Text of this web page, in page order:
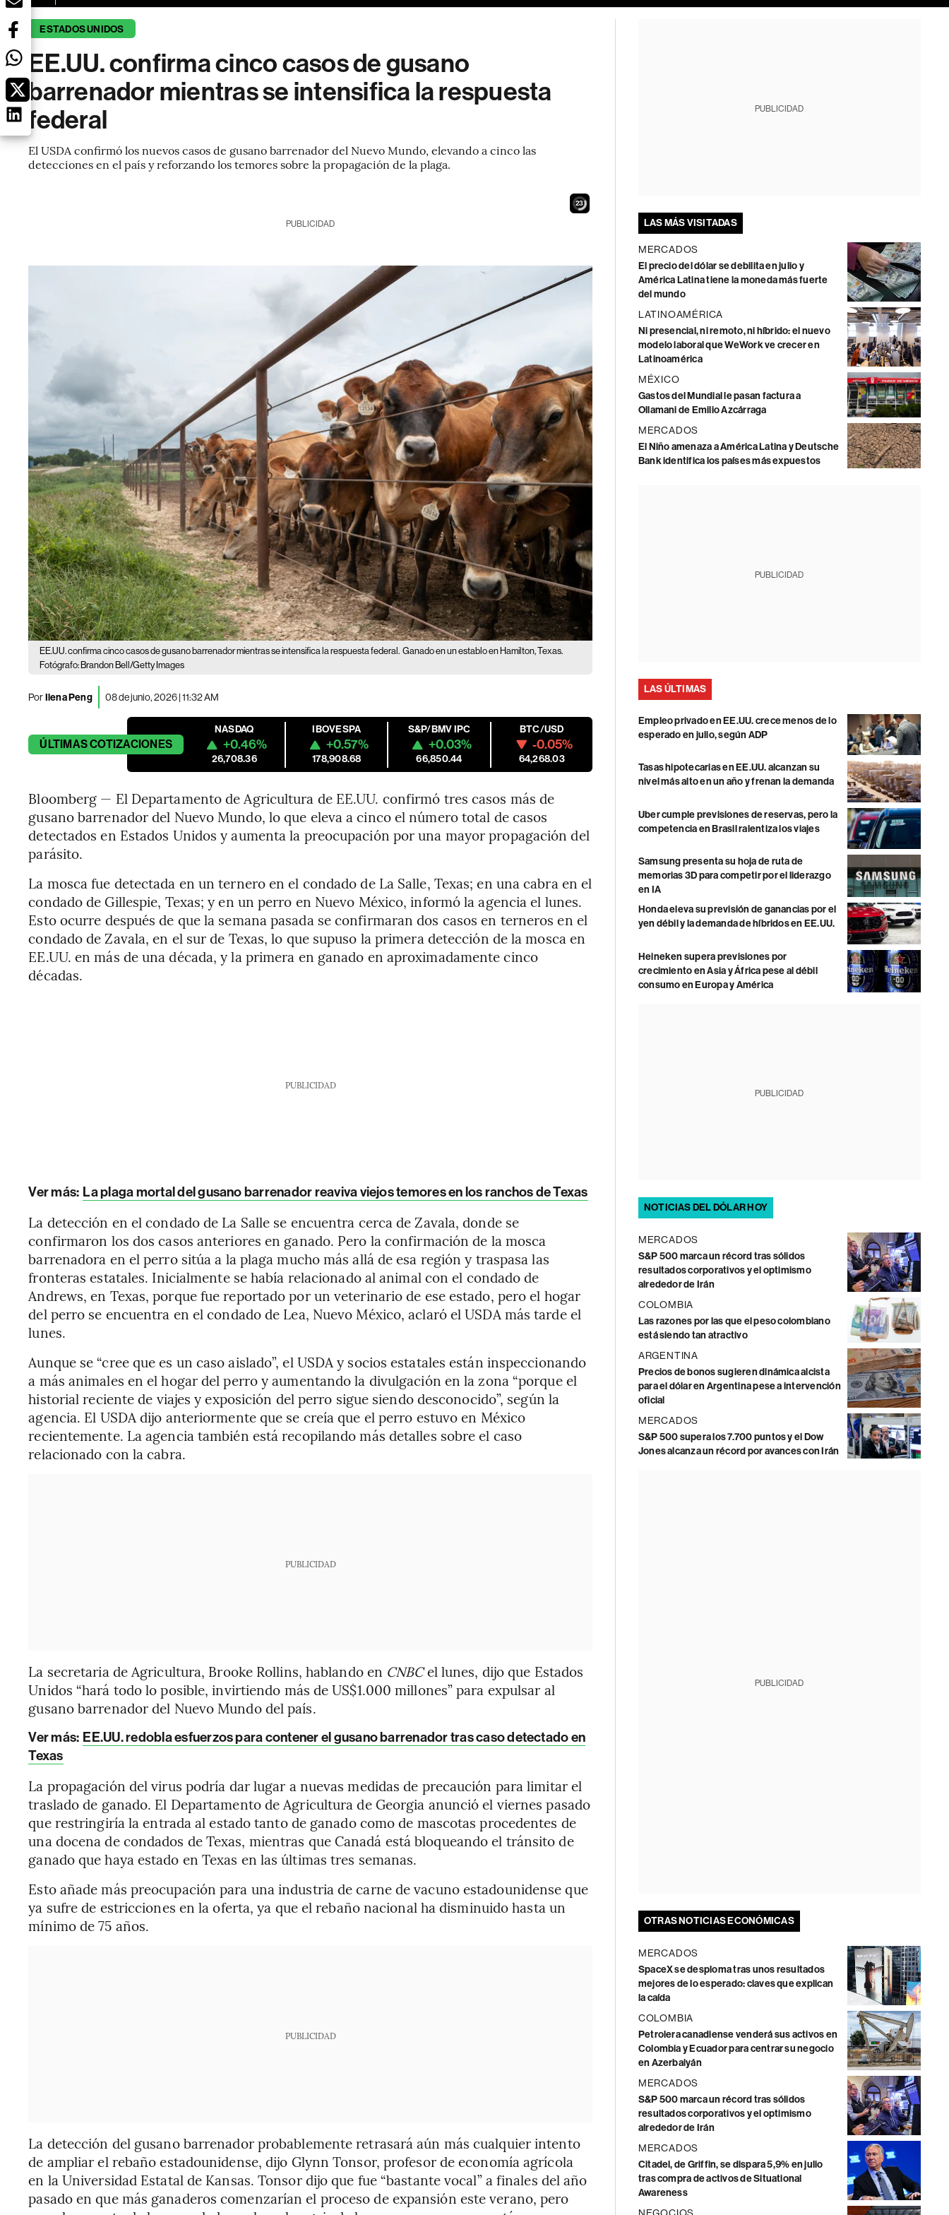
ESTADOS UNIDOS
EE.UU. confirma cinco casos de gusano
barrenador mientras se intensifica la respuesta
federal
El USDA confirmó los nuevos casos de gusano barrenador del Nuevo Mundo, elevando a cinco las
detecciones en el país y reforzando los temores sobre la propagación de la plaga.
22
PUBLICIDAD
EE.UU. confirma cinco casos de gusano barrenador mientras se intensifica la respuesta federal. Ganado en un establo en Hamilton, Texas.
Fotógrafo: Brandon Bell/Getty Images
PorIlena Peng 08 de junio, 2026 | 11:32 AM
ÚLTIMASCOTIZACIONES
NASDAQ
+0.46%
26,708.36
IBOVESPA
+0.57%
178,908.68
S&P/BMV IPC
+0.03%
66,850.44
BTC/USD
-0.05%
64,268.03
Bloomberg — El Departamento de Agricultura de EE.UU. confirmó tres casos más de
gusano barrenador del Nuevo Mundo, lo que eleva a cinco el número total de casos
detectados en Estados Unidos y aumenta la preocupación por una mayor propagación del
parásito.
La mosca fue detectada en un ternero en el condado de La Salle, Texas; en una cabra en el
condado de Gillespie, Texas; y en un perro en Nuevo México, informó la agencia el lunes.
Esto ocurre después de que la semana pasada se confirmaran dos casos en terneros en el
condado de Zavala, en el sur de Texas, lo que supuso la primera detección de la mosca en
EE.UU. en más de una década, y la primera en ganado en aproximadamente cinco
décadas.
PUBLICIDAD
Ver más: La plaga mortal del gusano barrenador reaviva viejos temores en los ranchos de Texas
La detección en el condado de La Salle se encuentra cerca de Zavala, donde se
confirmaron los dos casos anteriores en ganado. Pero la confirmación de la mosca
barrenadora en el perro sitúa a la plaga mucho más allá de esa región y traspasa las
fronteras estatales. Inicialmente se había relacionado al animal con el condado de
Andrews, en Texas, porque fue reportado por un veterinario de ese estado, pero el hogar
del perro se encuentra en el condado de Lea, Nuevo México, aclaró el USDA más tarde el
lunes.
Aunque se “cree que es un caso aislado”, el USDA y socios estatales están inspeccionando
a más animales en el hogar del perro y aumentando la divulgación en la zona “porque el
historial reciente de viajes y exposición del perro sigue siendo desconocido”, según la
agencia. El USDA dijo anteriormente que se creía que el perro estuvo en México
recientemente. La agencia también está recopilando más detalles sobre el caso
relacionado con la cabra.
PUBLICIDAD
La secretaria de Agricultura, Brooke Rollins, hablando en CNBCel lunes, dijo que Estados
Unidos “hará todo lo posible, invirtiendo más de US$1.000 millones” para expulsar al
gusano barrenador del Nuevo Mundo del país.
Ver más: EE.UU. redobla esfuerzos para contener el gusano barrenador tras caso detectado en
Texas
La propagación del virus podría dar lugar a nuevas medidas de precaución para limitar el
traslado de ganado. El Departamento de Agricultura de Georgia anunció el viernes pasado
que restringiría la entrada al estado tanto de ganado como de mascotas procedentes de
una docena de condados de Texas, mientras que Canadá está bloqueando el tránsito de
ganado que haya estado en Texas en las últimas tres semanas.
Esto añade más preocupación para una industria de carne de vacuno estadounidense que
ya sufre de estricciones en la oferta, ya que el rebaño nacional ha disminuido hasta un
mínimo de 75 años.
PUBLICIDAD
La detección del gusano barrenador probablemente retrasará aún más cualquier intento
de ampliar el rebaño estadounidense, dijo Glynn Tonsor, profesor de economía agrícola
en la Universidad Estatal de Kansas. Tonsor dijo que fue “bastante vocal” a finales del año
pasado en que más ganaderos comenzarían el proceso de expansión este verano, pero
PUBLICIDAD
LAS MÁS VISITADAS
MERCADOS
El precio del dólar se debilita en julio y
América Latina tiene la moneda más fuerte
del mundo
LATINOAMÉRICA
Ni presencial, ni remoto, ni híbrido: el nuevo
modelo laboral que WeWork ve crecer en
Latinoamérica
MÉXICO
Gastos del Mundial le pasan factura a
Ollamani de Emilio Azcárraga
MERCADOS
El Niño amenaza a América Latina y Deutsche
Bank identifica los países más expuestos
PUBLICIDAD
LAS ÚLTIMAS
Empleo privado en EE.UU. crece menos de lo
esperado en julio, según ADP
Tasas hipotecarias en EE.UU. alcanzan su
nivel más alto en un año y frenan la demanda
Uber cumple previsiones de reservas, pero la
competencia en Brasil ralentiza los viajes
Samsung presenta su hoja de ruta de
memorias 3D para competir por el liderazgo
en IA
Honda eleva su previsión de ganancias por el
yen débil y la demanda de híbridos en EE.UU.
Heineken supera previsiones por
crecimiento en Asia y África pese al débil
consumo en Europa y América
PUBLICIDAD
NOTICIAS DEL DÓLAR HOY
MERCADOS
S&P 500 marca un récord tras sólidos
resultados corporativos y el optimismo
alrededor de Irán
COLOMBIA
Las razones por las que el peso colombiano
está siendo tan atractivo
ARGENTINA
Precios de bonos sugieren dinámica alcista
para el dólar en Argentina pese a intervención
oficial
MERCADOS
S&P 500 supera los 7.700 puntos y el Dow
Jones alcanza un récord por avances con Irán
PUBLICIDAD
OTRAS NOTICIAS ECONÓMICAS
MERCADOS
SpaceX se desploma tras unos resultados
mejores de lo esperado: claves que explican
la caída
COLOMBIA
Petrolera canadiense venderá sus activos en
Colombia y Ecuador para centrar su negocio
en Azerbaiyán
MERCADOS
S&P 500 marca un récord tras sólidos
resultados corporativos y el optimismo
alrededor de Irán
MERCADOS
Citadel, de Griffin, se dispara 5,9% en julio
tras compra de activos de Situational
Awareness
NEGOCIOS